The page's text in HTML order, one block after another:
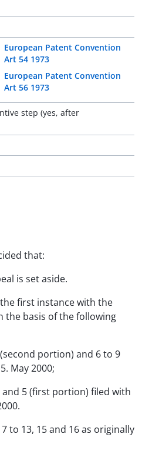
European Patent Convention
Art 54 1973
European Patent Convention
Art 56 1973
step (yes, after
that:
is set aside.
first instance with the
the basis of the following
portion) and 6 to 9
May 2000;
5 (first portion) filed with
to 13, 15 and 16 as originally